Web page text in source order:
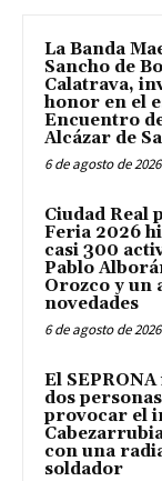
La Banda
Sancho de
Calatrava,
honor en el
Encuentro
Alcázar de
6 de agosto de 2026
Ciudad Real
Feria 2026
casi 300
Pablo
Orozco y un
novedades
6 de agosto de 2026
El
dos
provocar el
con una
soldador